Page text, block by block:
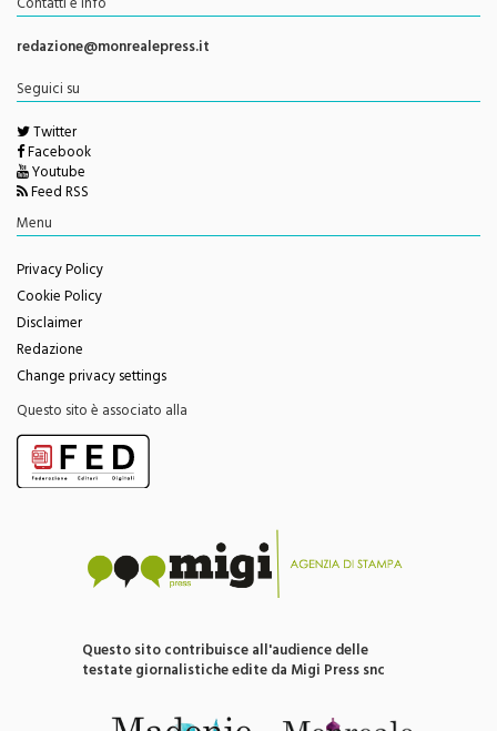
Direttore ResponsabileGiorgio Vaiana
Contatti e info
redazione@monrealepress.it
Seguici su
Twitter
Facebook
Youtube
Feed RSS
Privacy Policy
Cookie Policy
Disclaimer
Redazione
Change privacy settings
Questo sito è associato alla
Questo sito contribuisce all'audience delle